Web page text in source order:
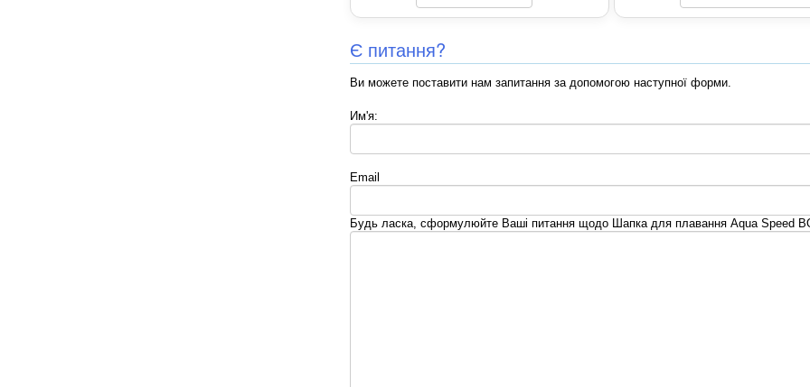
Є питання?
Ви можете поставити нам запитання за допомогою наступної форми.
Им'я:
Email
Будь ласка, сформулюйте Ваші питання щодо Шапка для плавання Aqua Speed